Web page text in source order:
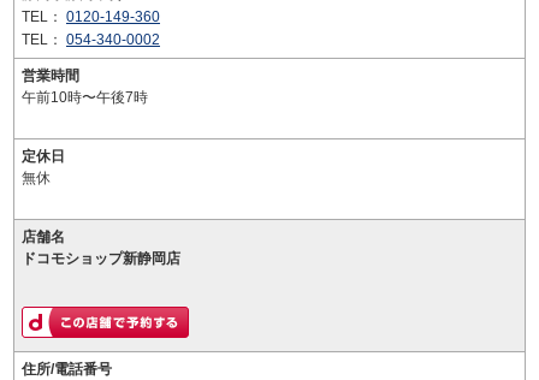
TEL： 0120-149-360
TEL： 054-340-0002
営業時間
午前10時〜午後7時
定休日
無休
店舗名
ドコモショップ新静岡店
住所/電話番号